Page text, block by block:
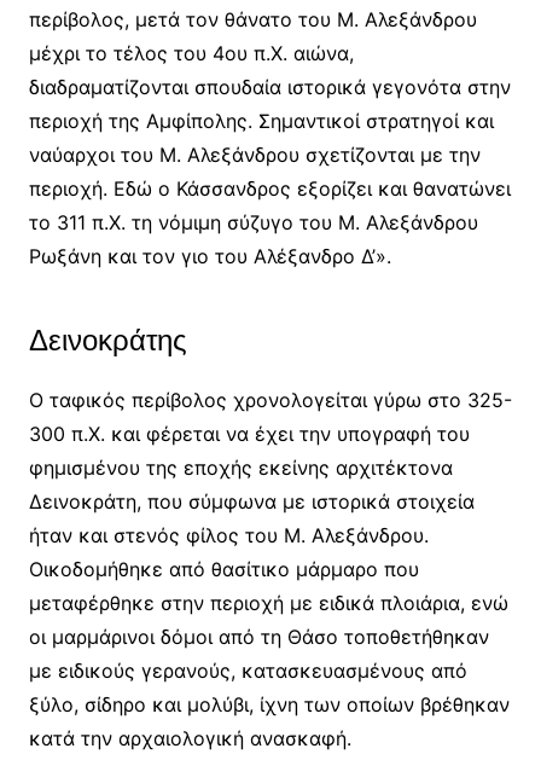
περίβολος, μετά τον θάνατο του Μ. Αλεξάνδρου
μέχρι το τέλος του 4ου π.Χ. αιώνα,
διαδραματίζονται σπουδαία ιστορικά γεγονότα στην
περιοχή της Αμφίπολης. Σημαντικοί στρατηγοί και
ναύαρχοι του Μ. Αλεξάνδρου σχετίζονται με την
περιοχή. Εδώ ο Κάσσανδρος εξορίζει και θανατώνει
το 311 π.Χ. τη νόμιμη σύζυγο του Μ. Αλεξάνδρου
Ρωξάνη και τον γιο του Αλέξανδρο Δ’».
Δεινοκράτης
Ο ταφικός περίβολος χρονολογείται γύρω στο 325-
300 π.Χ. και φέρεται να έχει την υπογραφή του
φημισμένου της εποχής εκείνης αρχιτέκτονα
Δεινοκράτη, που σύμφωνα με ιστορικά στοιχεία
ήταν και στενός φίλος του Μ. Αλεξάνδρου.
Οικοδομήθηκε από θασίτικο μάρμαρο που
μεταφέρθηκε στην περιοχή με ειδικά πλοιάρια, ενώ
οι μαρμάρινοι δόμοι από τη Θάσο τοποθετήθηκαν
με ειδικούς γερανούς, κατασκευασμένους από
ξύλο, σίδηρο και μολύβι, ίχνη των οποίων βρέθηκαν
κατά την αρχαιολογική ανασκαφή.